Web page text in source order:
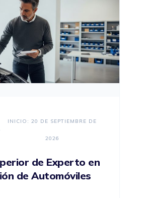
INICIO: 20 DE SEPTIEMBRE DE
2026
de Experto en
de Automóviles